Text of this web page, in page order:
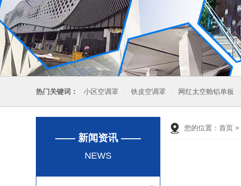
热门关键词： 小区空调罩 铁皮空调罩 网红太空舱铝单板
—— 新闻资讯 ——
NEWS
您的位置： 首页 >